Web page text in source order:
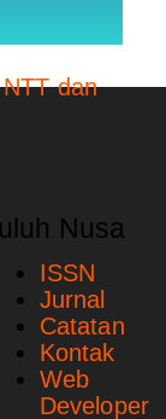
Nusa
ISSN
Jurnal
Catatan
Kontak
Web
Developer